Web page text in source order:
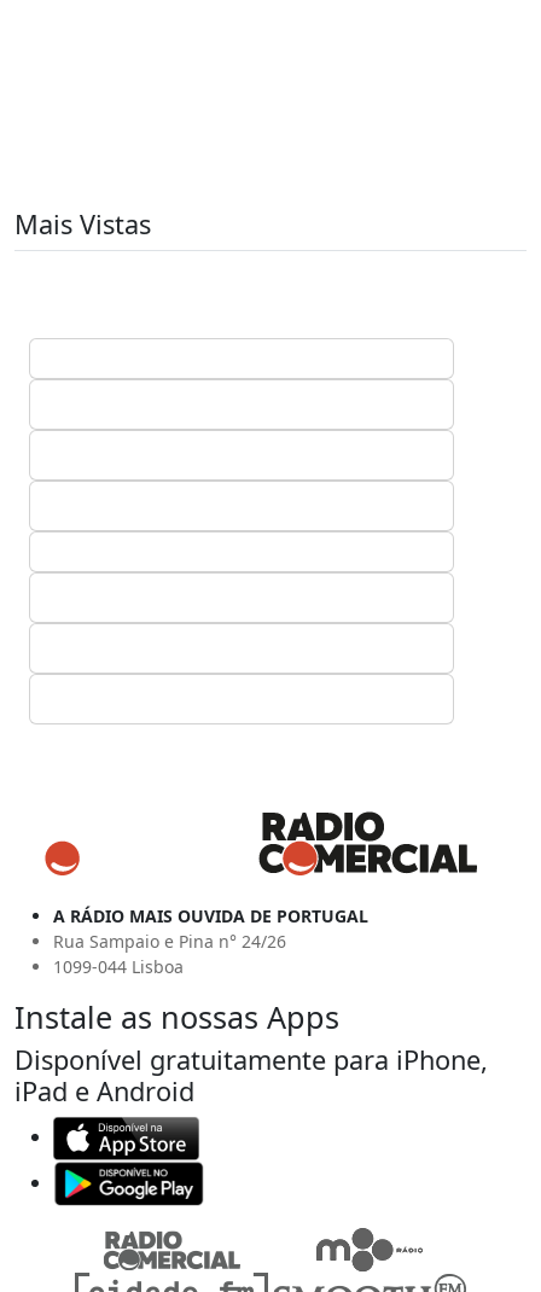
Mais Vistas
A RÁDIO MAIS OUVIDA DE PORTUGAL
Rua Sampaio e Pina n° 24/26
1099-044 Lisboa
Instale as nossas Apps
Disponível gratuitamente para iPhone,
iPad e Android